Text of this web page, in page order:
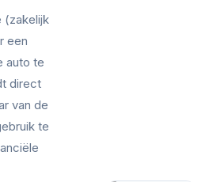
(zakelijk
een
auto te
direct
van de
te